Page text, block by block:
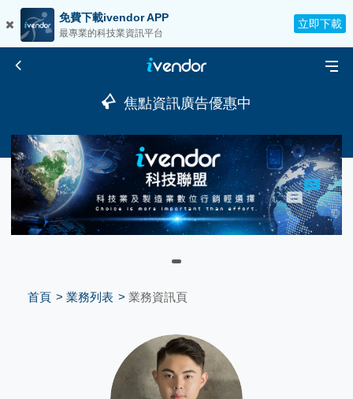
免費下載ivendor APP
最專業的科技業資訊平台
立即下載
焦點資訊廣告優惠中
首頁 業務列表 業務資訊頁